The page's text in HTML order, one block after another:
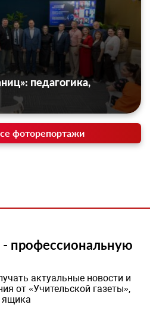
педагогика,
фоторепортажи
профессиональную
актуальные новости и
от «Учительской газеты»,
ящика